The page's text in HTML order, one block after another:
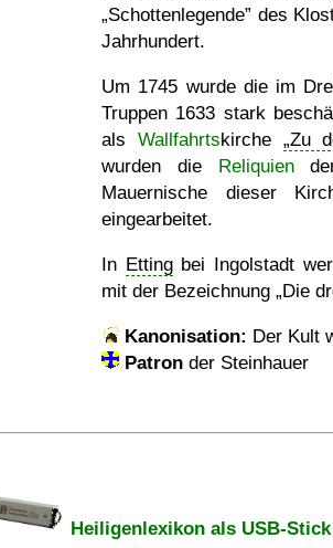
Schottenlegende
des
Jahrhundert.
Um 1745 wurde die im
Truppen 1633 stark
als Wallfahrtskirche Zu
wurden die Reliquiender
Mauernische dieser
eingearbeitet.
In Ettingbei Ingolstadt
mit der Bezeichnung
Die
Kanonisation: Der Kult
Patron der Steinhauer
Heiligenlexikon als USB-Stick